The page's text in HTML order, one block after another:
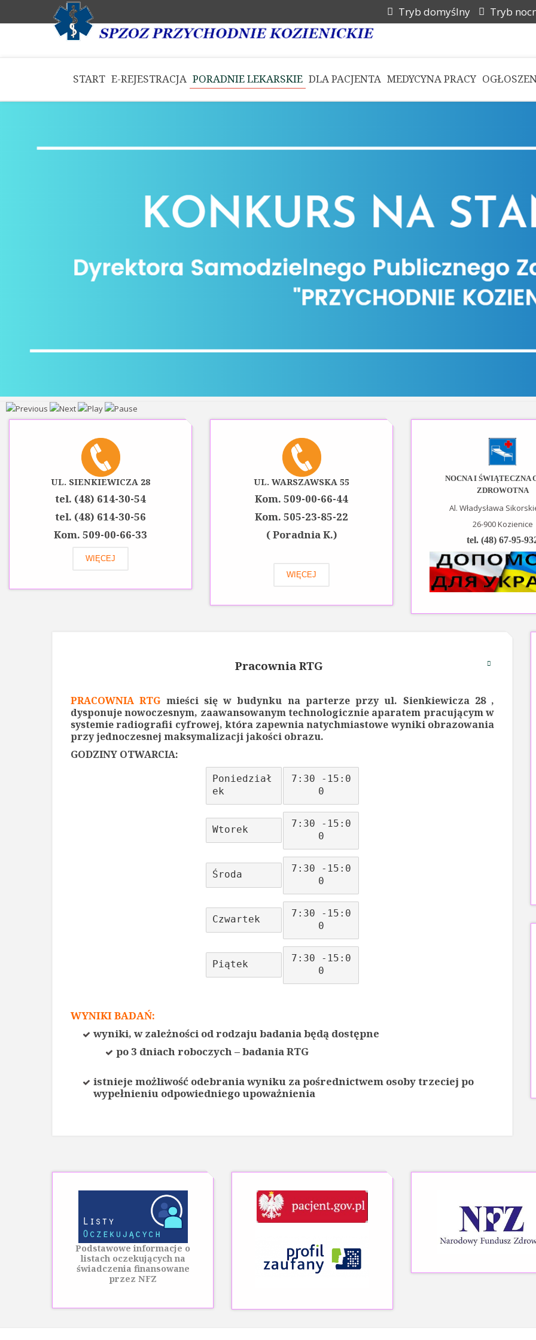
Tryb domyślny Tryb
START E-REJESTRACJA PORADNIE LEKARSKIE DLA PACJENTA MEDYCYNA PRACY
UL. SIENKIEWICZA 28
tel. (48) 614-30-54
tel. (48) 614-30-56
Kom. 509-00-66-33
WIĘCEJ
UL. WARSZAWSKA 55
Kom. 509-00-66-44
Kom. 505-23-85-22
( Poradnia K.)
WIĘCEJ
NOCNA I ŚWIĄTECZNA
ZDROWOTNA
Al. Władysława
26-900 Kozienice
tel. (48) 67-95-
Pracownia RTG
PRACOWNIA RTG mieści się w budynku na parterze przy ul. Sienkiewicza 28 ,
dysponuje nowoczesnym, zaawansowanym technologicznie aparatem pracującym w
systemie radiografii cyfrowej, która zapewnia natychmiastowe wyniki obrazowania
przy jednoczesnej maksymalizacji jakości obrazu.
GODZINY OTWARCIA:
Poniedział
ek
7:30 -15:0
0
Wtorek
7:30 -15:0
0
Środa
7:30 -15:0
0
Czwartek
7:30 -15:0
0
Piątek
7:30 -15:0
0
WYNIKI BADAŃ:
wyniki, w zależności od rodzaju badania będą dostępne
po 3 dniach roboczych – badania RTG
istnieje możliwość odebrania wyniku za pośrednictwem osoby trzeciej po
wypełnieniu odpowiedniego upoważnienia
Podstawowe informacje o
listach oczekujących na
świadczenia finansowane
przez NFZ